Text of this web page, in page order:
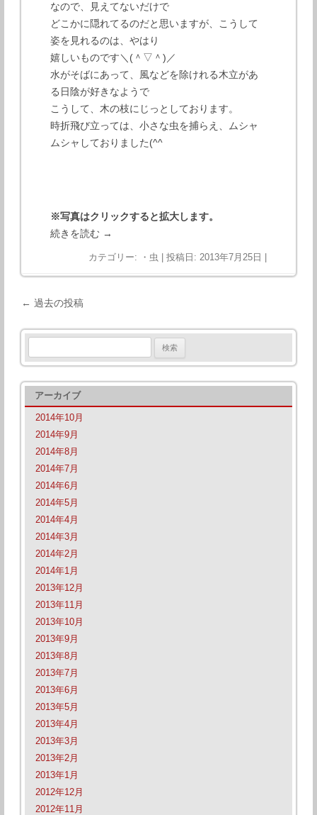
なので、見えてないだけで
どこかに隠れてるのだと思いますが、こうして
姿を見れるのは、やはり
嬉しいものです＼(＾▽＾)／
水がそばにあって、風などを除けれる木立があ
る日陰が好きなようで
こうして、木の枝にじっとしております。
時折飛び立っては、小さな虫を捕らえ、ムシャ
ムシャしておりました(^^
※写真はクリックすると拡大します。
続きを読む →
カテゴリー: ・虫 | 投稿日: 2013年7月25日
投稿ナビゲーション
← 過去の投稿
索:
アーカイブ
2014年10月
2014年9月
2014年8月
2014年7月
2014年6月
2014年5月
2014年4月
2014年3月
2014年2月
2014年1月
2013年12月
2013年11月
2013年10月
2013年9月
2013年8月
2013年7月
2013年6月
2013年5月
2013年4月
2013年3月
2013年2月
2013年1月
2012年12月
2012年11月